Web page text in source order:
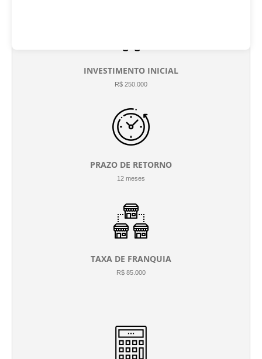
INVESTIMENTO INICIAL
R$ 250.000
PRAZO DE RETORNO
12 meses
TAXA DE FRANQUIA
R$ 85.000